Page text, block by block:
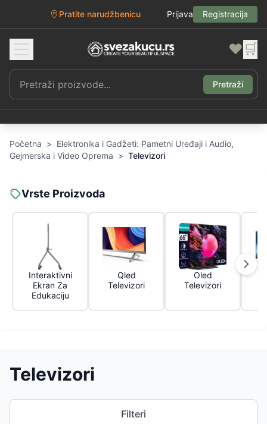
Pratite narudžbenicu Prijava Registracija
❤️ 🛒
Pretraži
Početna > Elektronika i Gadžeti: Pametni Uređaji i Audio,
Gejmerska i Video Oprema > Televizori
Vrste Proizvoda
Interaktivni
Ekran Za
Edukaciju
Qled
Televizori
Oled
Televizori
Televizori
Filteri